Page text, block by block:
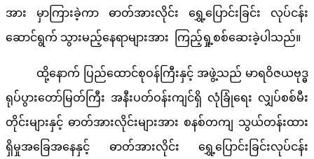
အား မှာကြားခဲ့ကာ ဓာတ်အားလိုင်း ရွှေ့ပြောင်းခြင်း လုပ်ငန်း
ဆောင်ရွက် သွားမည့်နေရာများအား ကြည့်ရှု့စစ်ဆေးခဲ့ပါသည်။
ထို့နောက် ပြည်ထောင်စုဝန်ကြီးနှင့် အဖွဲ့သည် မာရဝိဇယဗုဒ္ဓ
ရုပ်ပွားတော်မြတ်ကြီး အနီးပတ်ဝန်းကျင်ရှိ လုံခြုံရေး လျှပ်စစ်မီး
တိုင်းများနှင့် ဓာတ်အားလိုင်းများအား စနစ်တကျ သွယ်တန်းထား
ရှိမှုအခြေအနေနှင့် ဓာတ်အားလိုင်း ရွှေ့ပြောင်းခြင်းလုပ်ငန်း